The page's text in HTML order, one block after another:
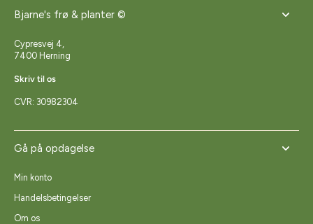
Bjarne's frø & planter ©
Cypresvej 4,
7400 Herning
Skriv til os
CVR: 30982304
Gå på opdagelse
Min konto
Handelsbetingelser
Om os